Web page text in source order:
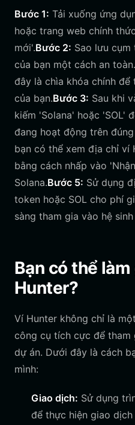
Bước 1: Tải xuống ứng
hoặc trang web chính
mới'.Bước 2: Sao lưu cụm
của bạn một cách an
đây là chìa khóa chính
của bạn.Bước 3: Sau khi
kiếm 'Solana' hoặc 'SOL'
đang hoạt động trên
bạn có thể xem địa chỉ ví
bằng cách nhấp vào
Solana.Bước 5: Sử dụng
token hoặc SOL cho phí
sàng tham gia vào hệ
Bạn có thể
Hunter?
Ví Hunter không chỉ là
công cụ tích cực để tham
dự án. Dưới đây là cách
mình:
Giao dịch: Sử dụng
để thực hiện giao